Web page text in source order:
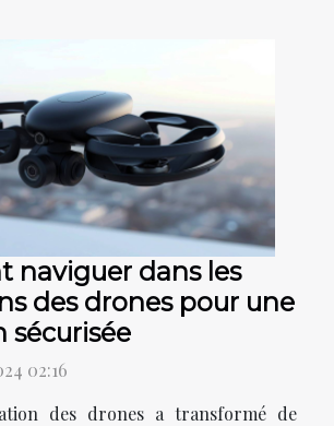
naviguer dans les
des drones pour une
sécurisée
02:16
des drones a transformé de